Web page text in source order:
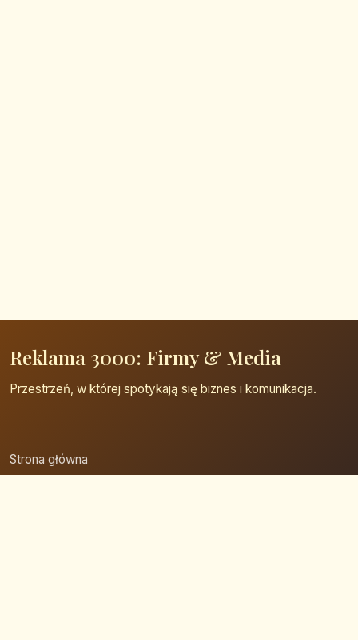
Reklama 3000: Firmy & Media
Przestrzeń, w której spotykają się biznes i komunikacja.
Strona główna